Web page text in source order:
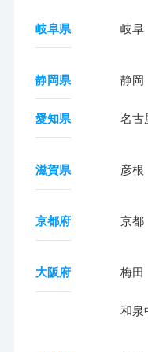
岐阜県 岐阜
静岡県 静岡
愛知県 名古
滋賀県 彦根
京都府 京都
大阪府 梅田
和泉